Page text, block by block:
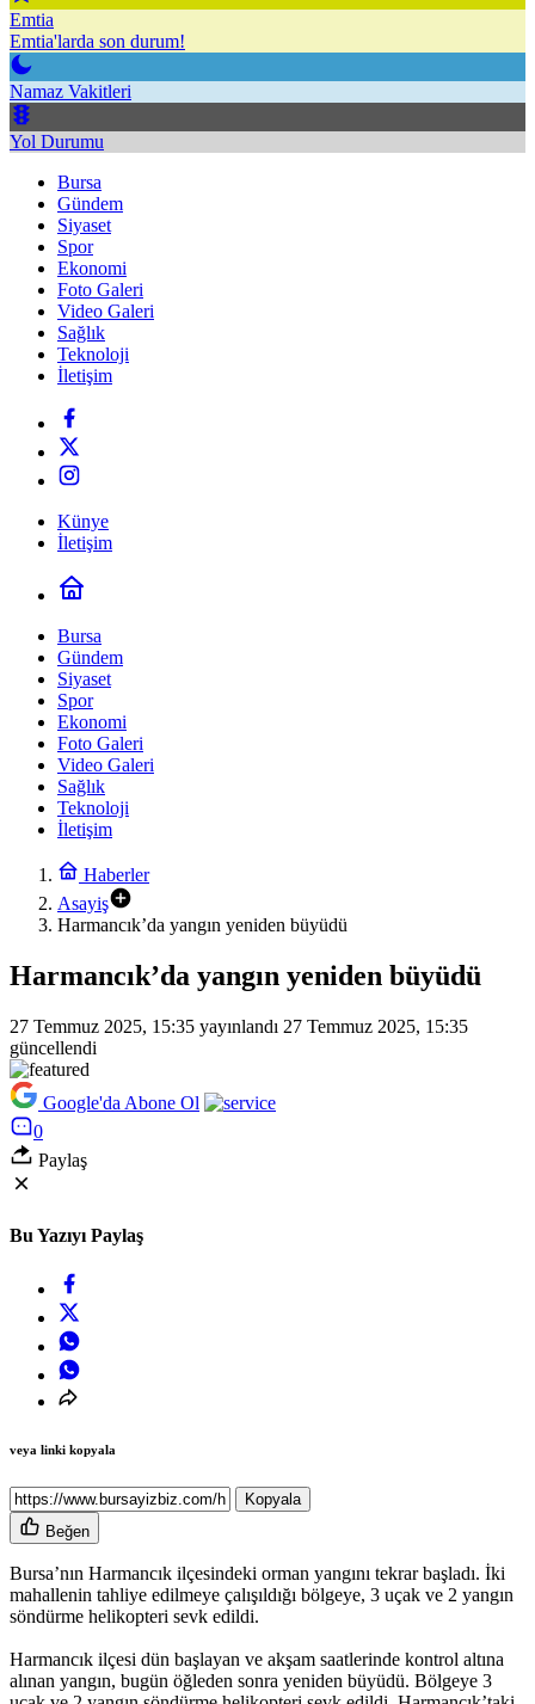
Emtia
Emtia'larda son durum!
Namaz Vakitleri
Yol Durumu
Bursa
Gündem
Siyaset
Spor
Ekonomi
Foto Galeri
Video Galeri
Sağlık
Teknoloji
İletişim
Künye
İletişim
Bursa
Gündem
Siyaset
Spor
Ekonomi
Foto Galeri
Video Galeri
Sağlık
Teknoloji
İletişim
Haberler
Asayiş
Harmancık’da yangın yeniden büyüdü
Harmancık’da yangın yeniden büyüdü
27 Temmuz 2025, 15:35 yayınlandı 27 Temmuz 2025, 15:35
güncellendi
Google'da Abone Ol
0
Paylaş
Bu Yazıyı Paylaş
veya linki kopyala
Kopyala
Beğen
Bursa’nın Harmancık ilçesindeki orman yangını tekrar başladı. İki
mahallenin tahliye edilmeye çalışıldığı bölgeye, 3 uçak ve 2 yangın
söndürme helikopteri sevk edildi.
Harmancık ilçesi dün başlayan ve akşam saatlerinde kontrol altına
alınan yangın, bugün öğleden sonra yeniden büyüdü. Bölgeye 3